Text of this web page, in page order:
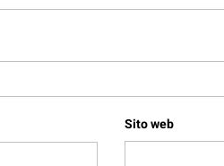
Sito web